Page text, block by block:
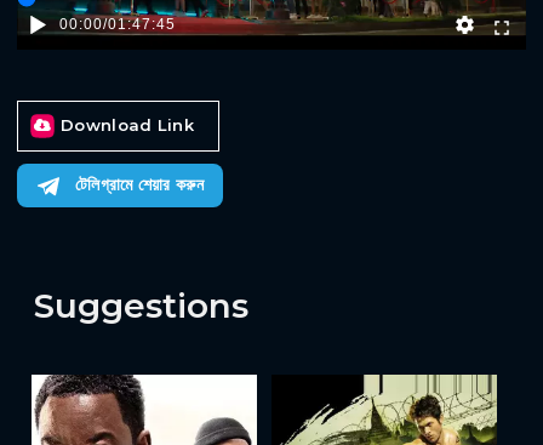
00:00/01:47:45
Download Link
টেলিগ্রামে শেয়ার করুন
Suggestions